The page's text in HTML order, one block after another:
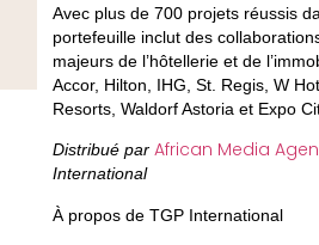
Avec plus de 700 projets réussis
portefeuille inclut des
majeurs de l’hôtellerie et de
Accor, Hilton, IHG, St. Regis, W
Resorts, Waldorf Astoria et Expo
Distribué par African Media
International
À propos de TGP International